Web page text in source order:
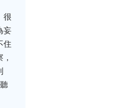
很
妄
住